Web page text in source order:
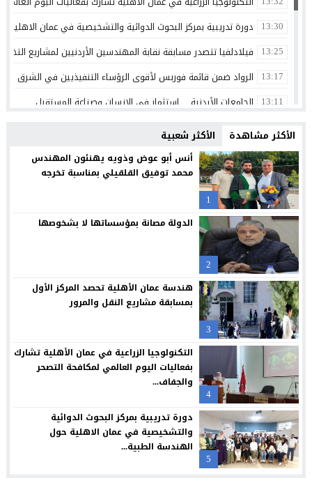
13:30 دورة تدريبية بمركز البحوث الدوائية والتشخيصية في عمان
13:25 فيلادلفيا تتصدر مسابقة نقابة المهندسين الأردنيين لمشاريع
13:17 الرواد ضمن قائمة فوربس لأقوى الرؤساء التنفيذيين في الشرق
13:11 الجامعات الأردنية… استثمار في الإنسان وصناعة المستقبل
ذكرى تولي الشيخ زايد بن سلطان ال نهيان مقاليد الحكم في أبو
20:02 الإعلامي أحمد القاسم يشكر الفريق الطبي في مستشفى البشير
23:16 مركز جامعة الزيتونة الأردنية الصحي يعزز خدماته المجانية ويواصل
23:12 جامعة الزيتونة الأردنية تحتفل بتخريج الفوج الثلاثين من طلبتها
21:09 “العلوم التطبيقية” تحتضن “بالعربي – عمّان”.. ملتقى المبدعين
20:54 حملة عالمية لكفالة أيتام غزة: لايف للإغاثة والتنمية تكثف
18:45 فراس العرابي يهنيء الدكتور صالح المجالي بالمنصب الجديد
الأكثر مشاهدة الأكثر شعبية
1
أنس أبو عوض وذويه يهنئون المهندس
محمد توفيق القلقيلي بمناسبة تخرجه
2
الدولة مصانة بمؤسساتها لا بشخوصها
3
هندسة عمان الأهلية تحصد المركز الأول
بمسابقة مشاريع النقل والمرور
4
التكنولوجيا الزراعية في عمان الأهلية تشارك
بفعاليات اليوم العالمي لمكافحة التصحر
والجفاف...
5
دورة تدريبية بمركز البحوث الدوائية
والتشخيصية في عمان الاهلية حول
الهندسة الطبية...